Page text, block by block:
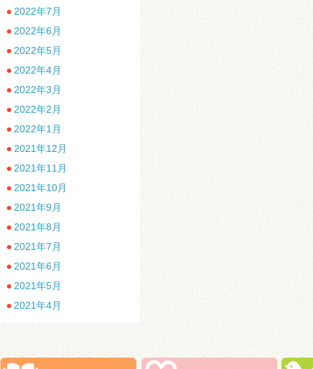
2022年7月
2022年6月
2022年5月
2022年4月
2022年3月
2022年2月
2022年1月
2021年12月
2021年11月
2021年10月
2021年9月
2021年8月
2021年7月
2021年6月
2021年5月
2021年4月